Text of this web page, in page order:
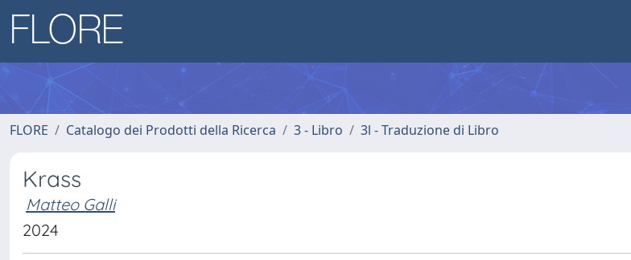
FLORE Catalogo dei Prodotti della Ricerca 3 - Libro 3l - Traduzione di Libro
Krass
Matteo Galli
2024